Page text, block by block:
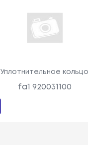
Уплотнительное кольцо
fa1 920031100